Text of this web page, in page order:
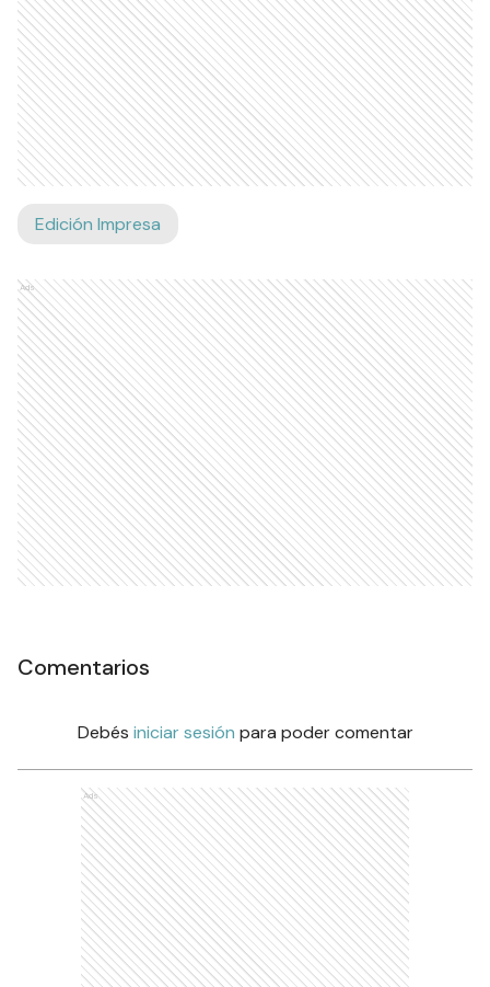
Edición Impresa
Ads
Comentarios
Debés iniciar sesión para poder comentar
Ads